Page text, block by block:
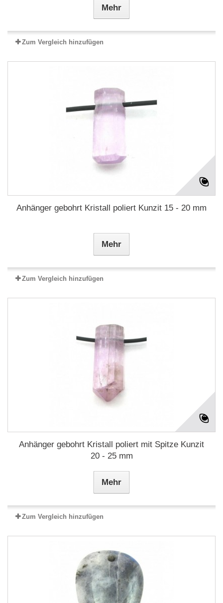
Mehr
Zum Vergleich hinzufügen
Anhänger gebohrt Kristall poliert Kunzit 15 - 20 mm
Mehr
Zum Vergleich hinzufügen
Anhänger gebohrt Kristall poliert mit Spitze Kunzit
20 - 25 mm
Mehr
Zum Vergleich hinzufügen